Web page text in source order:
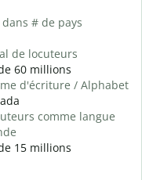
dans # de pays
de locuteurs
60 millions
d'écriture / Alphabet
comme langue
15 millions